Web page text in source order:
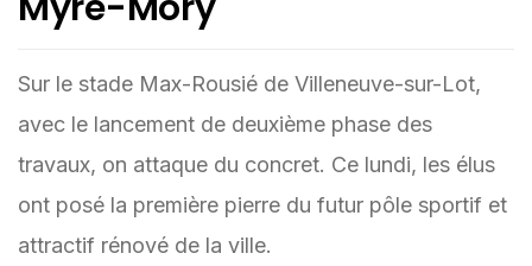
Sur le stade Max-Rousié de Villeneuve-sur-Lot,
avec le lancement de deuxième phase des
travaux, on attaque du concret. Ce lundi, les élus
ont posé la première pierre du futur pôle sportif et
attractif rénové de la ville.